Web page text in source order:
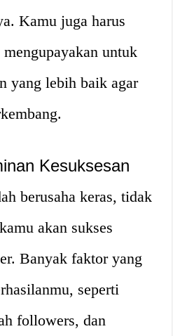
Kamu juga harus
untuk
yang lebih baik agar
Kesuksesan
berusaha keras, tidak
akan sukses
Banyak faktor yang
seperti
followers, dan